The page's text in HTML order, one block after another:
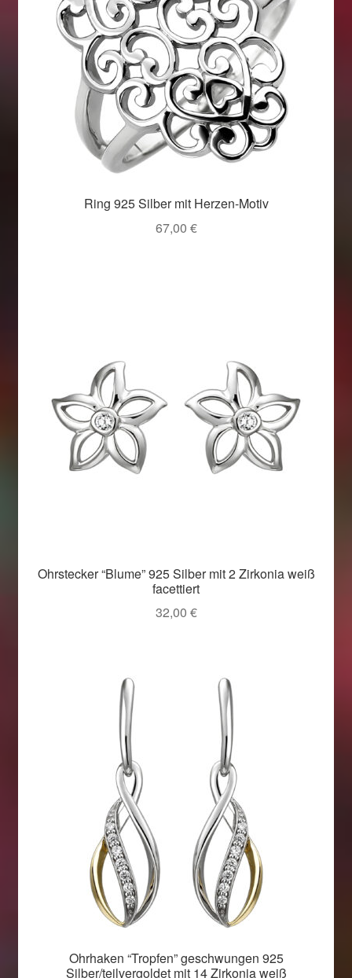
Ring 925 Silber mit Herzen-Motiv
67,00 €
Ohrstecker “Blume” 925 Silber mit 2 Zirkonia weiß
facettiert
32,00 €
Ohrhaken “Tropfen” geschwungen 925
Silber/teilvergoldet mit 14 Zirkonia weiß